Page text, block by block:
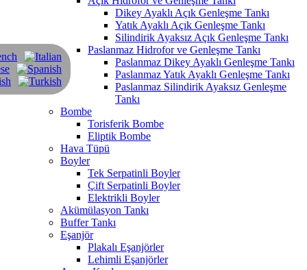
Dikey Ayaklı Açık Genleşme Tankı
Yatık Ayaklı Açık Genleşme Tankı
Silindirik Ayaksız Açık Genleşme Tankı
Paslanmaz Hidrofor ve Genleşme Tankı
Paslanmaz Dikey Ayaklı Genleşme Tankı
Paslanmaz Yatık Ayaklı Genleşme Tankı
Paslanmaz Silindirik Ayaksız Genleşme
Tankı
Bombe
Torisferik Bombe
Eliptik Bombe
Hava Tüpü
Boyler
Tek Serpatinli Boyler
Çift Serpatinli Boyler
Elektrikli Boyler
Akümülasyon Tankı
Buffer Tankı
Eşanjör
Plakalı Eşanjörler
Lehimli Eşanjörler